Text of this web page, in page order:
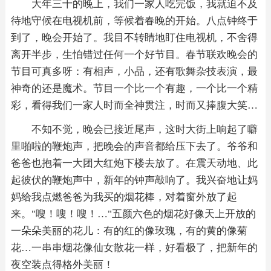
大年三十的晚上，我们一家人吃完饭，我就迫不及
待地守候在电视机前，等候着春晚的开始。八点钟终于
到了，晚会开始了。我目不转睛地盯住电视机，不舍得
离开半步，生怕错过任何一个好节目。春节联欢晚会的
节目可真多呀：有相声，小品，还有歌舞杂技表演，最
神奇的还是魔术。节目一个比一个有趣，一个比一个精
彩，看得我们一家人时而全神贯注，时而又捧腹大笑…
不知不觉，晚会已接近尾声，这时大街上响起了噼
里啪啦的鞭炮声，把晚会的声音都给压下去了。爷爷和
爸爸也抱着一大团大红炮下楼去放了。在震天动地、此
起彼伏的鞭炮声中，新年的钟声敲响了。我兴奋地让妈
妈给我点燃爸爸为我买的烟花棒，对着窗外放了起
来。"嗖！嗖！嗖！…"五颜六色的烟花好像天上开放的
一朵朵美丽的花儿：有的红的像玫瑰，有的黄的像菊
花…一串串烟花像仙女散花一样，好看极了，把新年的
夜空装点得格外美丽！